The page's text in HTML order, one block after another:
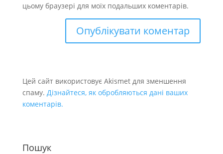
цьому браузері для моїх подальших коментарів.
Цей сайт використовує Akismet для зменшення
спаму. Дізнайтеся, як обробляються дані ваших
коментарів.
Пошук